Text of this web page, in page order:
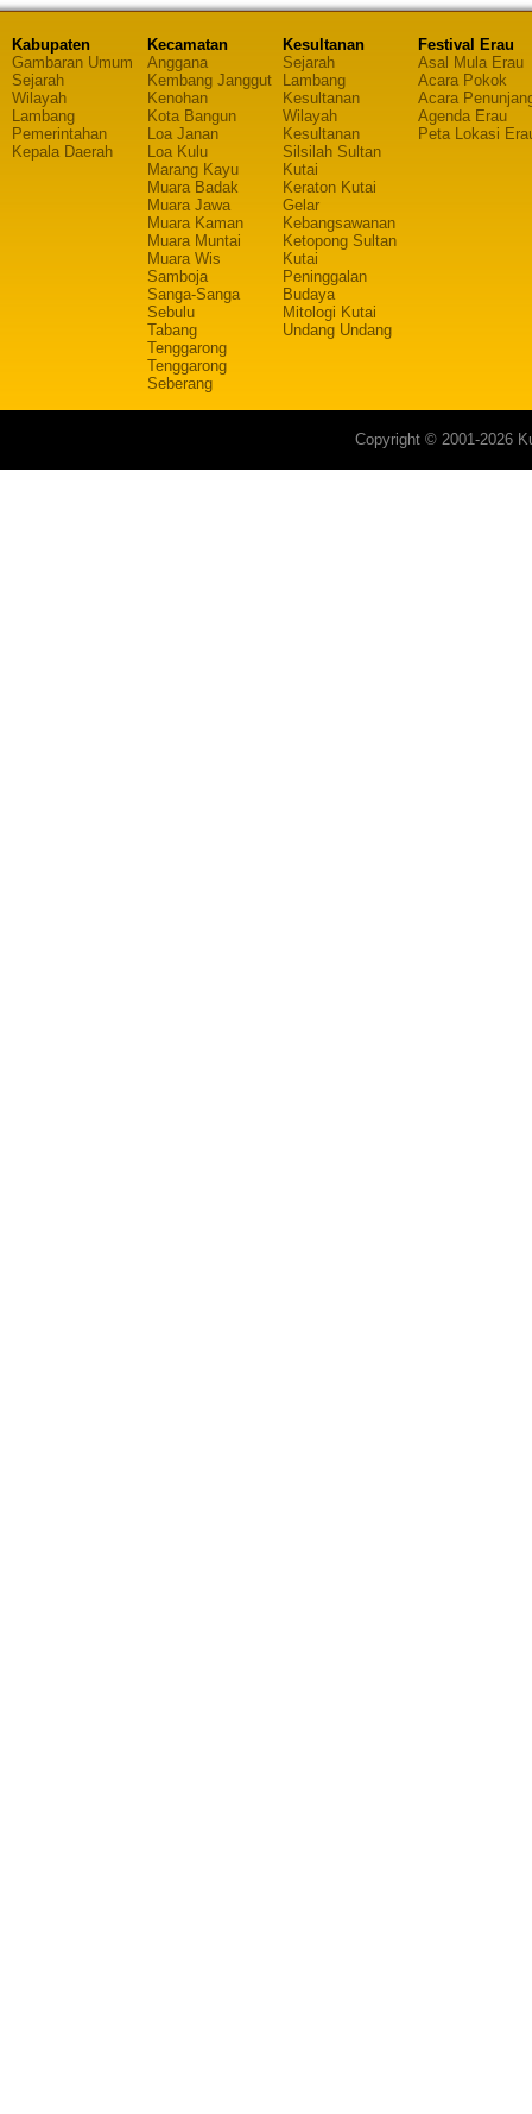
Kabupaten
Gambaran Umum
Sejarah
Wilayah
Lambang
Pemerintahan
Kepala Daerah
Kecamatan
Anggana
Kembang Janggut
Kenohan
Kota Bangun
Loa Janan
Loa Kulu
Marang Kayu
Muara Badak
Muara Jawa
Muara Kaman
Muara Muntai
Muara Wis
Samboja
Sanga-Sanga
Sebulu
Tabang
Tenggarong
Tenggarong
Seberang
Kesultanan
Sejarah
Lambang
Kesultanan
Wilayah
Kesultanan
Silsilah Sultan
Kutai
Keraton Kutai
Gelar
Kebangsawanan
Ketopong Sultan
Kutai
Peninggalan
Budaya
Mitologi Kutai
Undang Undang
Festival Erau
Asal Mula Erau
Acara Pokok
Acara
Agenda Erau
Peta Lokasi
Copyright © 2001-2026